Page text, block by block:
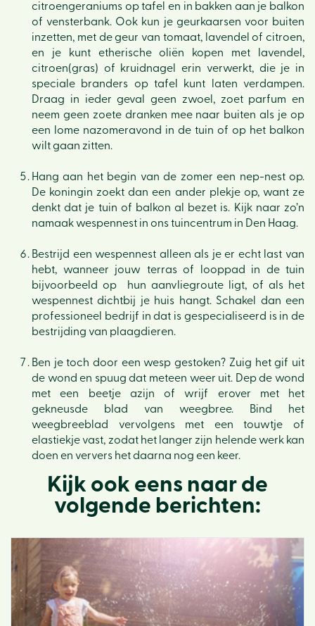
citroengeraniums op tafel en in bakken aan je balkon
of vensterbank. Ook kun je geurkaarsen voor buiten
inzetten, met de geur van tomaat, lavendel of citroen,
en je kunt etherische oliën kopen met lavendel,
citroen(gras) of kruidnagel erin verwerkt, die je in
speciale branders op tafel kunt laten verdampen.
Draag in ieder geval geen zwoel, zoet parfum en
neem geen zoete dranken mee naar buiten als je op
een lome nazomeravond in de tuin of op het balkon
wilt gaan zitten.
Hang aan het begin van de zomer een nep-nest op.
De koningin zoekt dan een ander plekje op, want ze
denkt dat je tuin of balkon al bezet is. Kijk naar zo’n
namaak wespennest in ons tuincentrum in Den Haag.
Bestrijd een wespennest alleen als je er echt last van
hebt, wanneer jouw terras of looppad in de tuin
bijvoorbeeld op hun aanvliegroute ligt, of als het
wespennest dichtbij je huis hangt. Schakel dan een
professioneel bedrijf in dat is gespecialiseerd is in de
bestrijding van plaagdieren.
Ben je toch door een wesp gestoken? Zuig het gif uit
de wond en spuug dat meteen weer uit. Dep de wond
met een beetje azijn of wrijf erover met het
gekneusde blad van weegbree. Bind het
weegbreeblad vervolgens met een touwtje of
elastiekje vast, zodat het langer zijn helende werk kan
doen en ververs het daarna nog een keer.
Kijk ook eens naar de
volgende berichten: